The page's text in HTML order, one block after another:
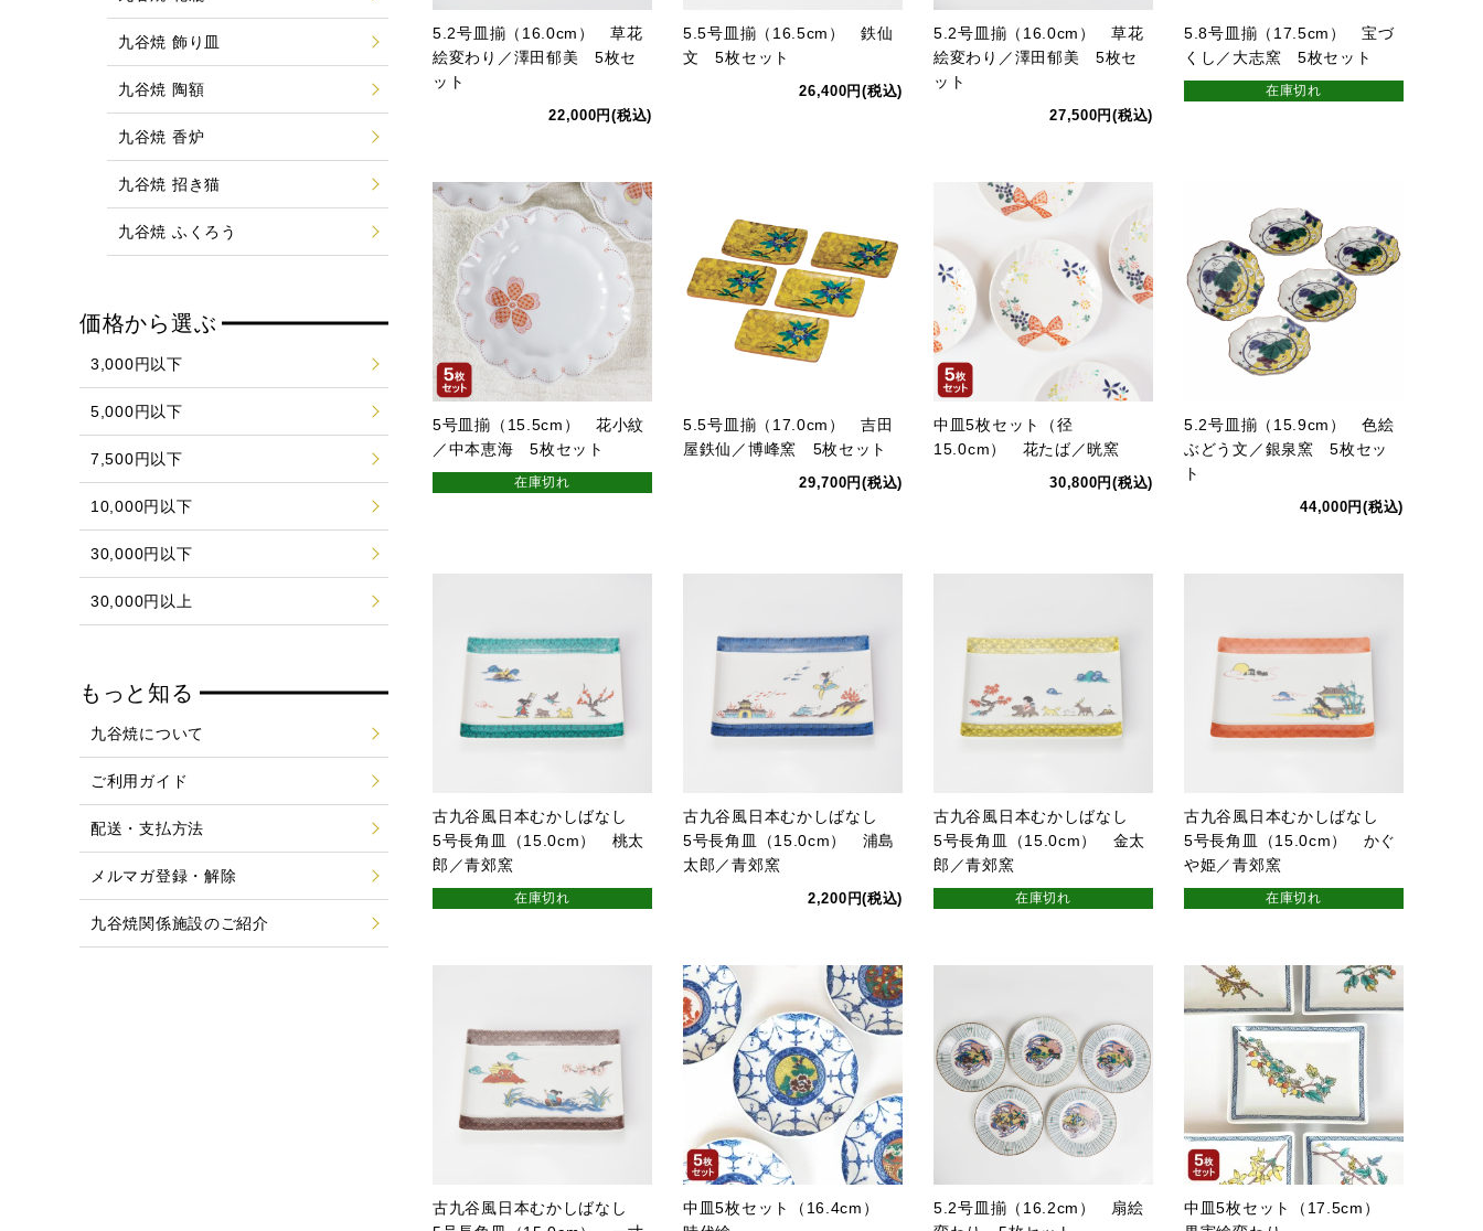
5.2号皿揃（16.0cm） 草花
絵変わり／澤田郁美 5枚セ
ット
22,000円(税込)
5.5号皿揃（16.5cm） 鉄仙
文 5枚セット
26,400円(税込)
5.2号皿揃（16.0cm） 草花
絵変わり／澤田郁美 5枚セ
ット
27,500円(税込)
5.8号皿揃（17.5cm） 宝づ
くし／大志窯 5枚セット
在庫切れ
5号皿揃（15.5cm） 花小紋
／中本恵海 5枚セット
在庫切れ
5.5号皿揃（17.0cm） 吉田
屋鉄仙／博峰窯 5枚セット
29,700円(税込)
中皿5枚セット（径
15.0cm） 花たば／晄窯
30,800円(税込)
5.2号皿揃（15.9cm） 色絵
ぶどう文／銀泉窯 5枚セッ
ト
44,000円(税込)
古九谷風日本むかしばなし
5号長角皿（15.0cm） 桃太
郎／青郊窯
在庫切れ
古九谷風日本むかしばなし
5号長角皿（15.0cm） 浦島
太郎／青郊窯
2,200円(税込)
古九谷風日本むかしばなし
5号長角皿（15.0cm） 金太
郎／青郊窯
在庫切れ
古九谷風日本むかしばなし
5号長角皿（15.0cm） かぐ
や姫／青郊窯
在庫切れ
古九谷風日本むかしばなし
中皿5枚セット（16.4cm）
5.2号皿揃（16.2cm） 扇絵
中皿5枚セット（17.5cm）
九谷焼 飾り皿
九谷焼 陶額
九谷焼 香炉
九谷焼 招き猫
九谷焼 ふくろう
価格から選ぶ
3,000円以下
5,000円以下
7,500円以下
10,000円以下
30,000円以下
30,000円以上
もっと知る
九谷焼について
ご利用ガイド
配送・支払方法
メルマガ登録・解除
九谷焼関係施設のご紹介